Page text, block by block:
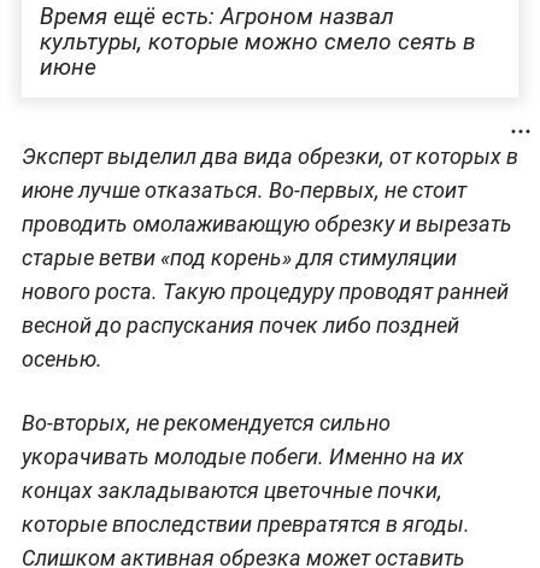
Время ещё есть: Агроном назвал
культуры, которые можно смело сеять в
июне
Эксперт выделил два вида обрезки, от которых в
июне лучше отказаться. Во-первых, не стоит
проводить омолаживающую обрезку и вырезать
старые ветви «под корень» для стимуляции
нового роста. Такую процедуру проводят ранней
весной до распускания почек либо поздней
осенью.
Во-вторых, не рекомендуется сильно
укорачивать молодые побеги. Именно на их
концах закладываются цветочные почки,
которые впоследствии превратятся в ягоды.
Слишком активная обрезка может оставить